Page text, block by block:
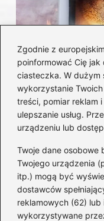
Zgodnie z
poinformować Cię jak
ciasteczka. W dużym
wykorzystanie
treści, pomiar reklam
ulepszanie usług.
urządzeniu lub
Twoje dane osobowe
Twojego urządzenia
itp.) mogą być
dostawców
reklamowych (62)
wykorzystywane
Czy można
mikrofalówki?
bezpiecznym
kuchennego
Budowa (285)
Dom(207)
Energetyka(21)